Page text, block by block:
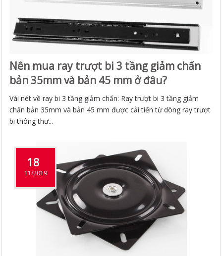
Nên mua ray trượt bi 3 tầng giảm chấn
bản 35mm và bản 45 mm ở đâu?
Vài nét về ray bi 3 tầng giảm chấn: Ray trượt bi 3 tầng giảm
chấn bản 35mm và bản 45 mm được cải tiến từ dòng ray trượt
bi thông thư...
18
11/2019